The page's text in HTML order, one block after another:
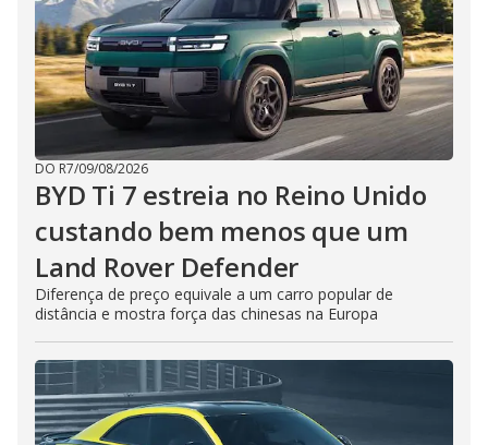
DO R7/09/08/2026
BYD Ti 7 estreia no Reino Unido
custando bem menos que um
Land Rover Defender
Diferença de preço equivale a um carro popular de
distância e mostra força das chinesas na Europa